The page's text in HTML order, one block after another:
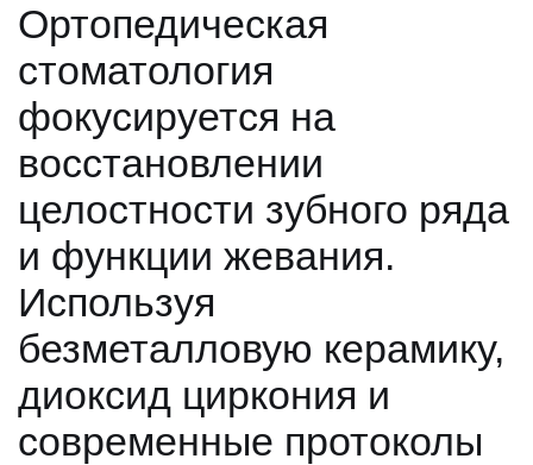
Ортопедическая
стоматология
фокусируется на
восстановлении
целостности зубного ряда
и функции жевания.
Используя
безметалловую керамику,
диоксид циркония и
современные протоколы